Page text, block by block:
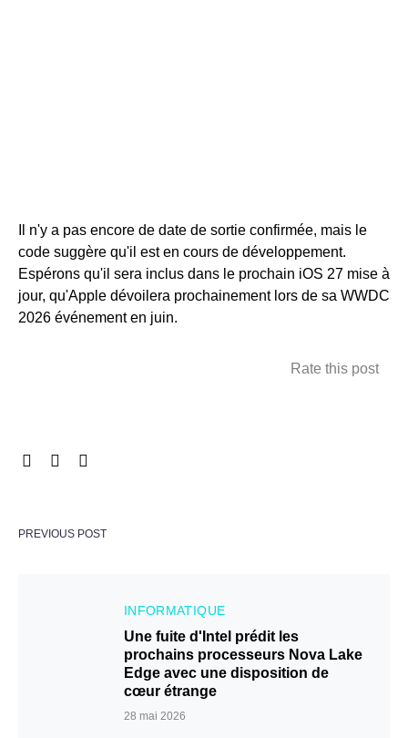
Il n'y a pas encore de date de sortie confirmée, mais le
code suggère qu'il est en cours de développement.
Espérons qu'il sera inclus dans le prochain iOS 27 mise à
jour, qu'Apple dévoilera prochainement lors de sa WWDC
2026 événement en juin.
Rate this post
PREVIOUS POST
INFORMATIQUE
Une fuite d'Intel prédit les
prochains processeurs Nova Lake
Edge avec une disposition de
cœur étrange
28 mai 2026